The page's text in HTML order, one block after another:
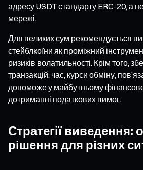
адресу USDT стандарту ERC-20, а
мережі.
Для великих сум рекомендується
стейблкоїни як проміжний
ризиків волатильності. Крім того,
транзакцій: час, курси обміну,
допоможе у майбутньому
дотриманні податкових вимог.
Стратегії виведення:
рішення для різних